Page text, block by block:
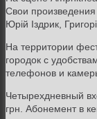
Свои произведения
Юрій Іздрик,
На территории
городок с
телефонов и
Четырехдневный
грн. Абонемент в